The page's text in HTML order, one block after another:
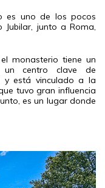
es uno de los pocos
junto a Roma,
monasterio tiene un
centro clave de
y está vinculado a la
tuvo gran influencia
es un lugar donde